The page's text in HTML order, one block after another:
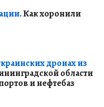
Как хоронили
дронах из
области
и нефтебаз